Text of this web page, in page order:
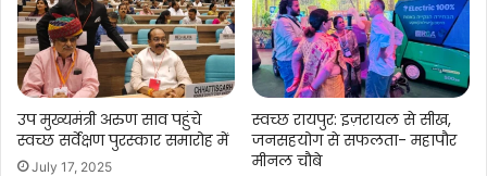
उप मुख्यमंत्री अरुण साव पहुंचे
स्वच्छ सर्वेक्षण पुरस्कार समारोह में
July 17, 2025
स्वच्छ रायपुर: इज़रायल से सीख,
जनसहयोग से सफलता- महापौर
मीनल चौबे